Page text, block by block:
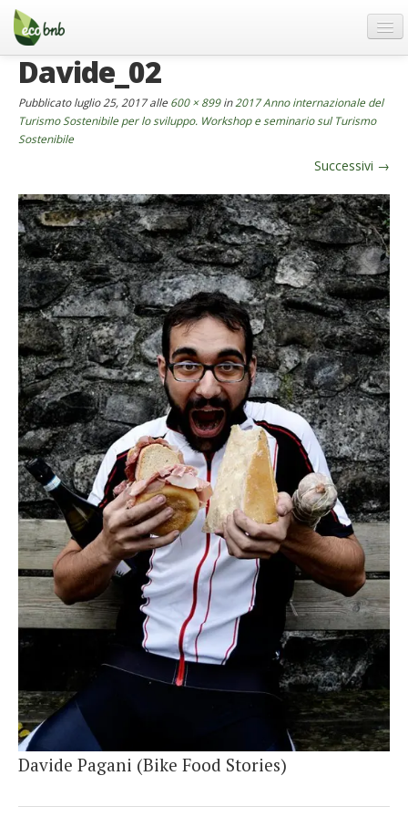
Menu
Salta
contenuto
Blog
Offerte Speciali
Regali
Chi Siamo
Partner
Contatti
Italiano
German
English
Spanish
French
Italiano
Davide_02
Pubblicatoluglio 25, 2017alle 600 × 899in2017 Anno internazionale del
Turismo Sostenibile per lo sviluppo. Workshop e seminario sul Turismo
Sostenibile
Successivi →
Davide Pagani (Bike Food Stories)